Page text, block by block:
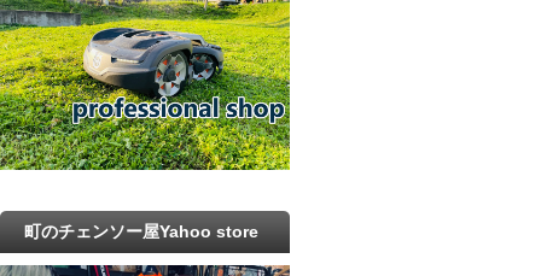
町のチェンソー屋Yahoo store